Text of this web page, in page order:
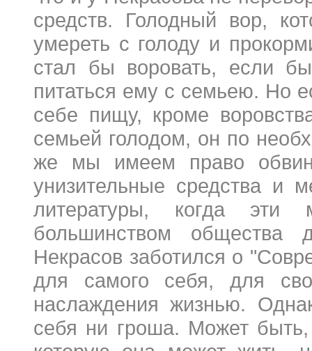
средств. Голодный вор,
умереть с голоду и
стал бы воровать, если
питаться ему с семьею. Но
себе пищу, кроме
семьей голодом, он по
же мы имеем право
унизительные средства и
литературы, когда эти
большинством общества
Некрасов заботился о
для самого себя, для
наслаждения жизнью.
себя ни гроша. Может